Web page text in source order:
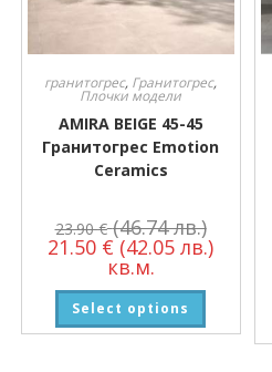
гранитогрес, Гранитогрес,
Плочки модели
AMIRA BEIGE 45-45
Гранитогрес Emotion
Ceramics
23.90€ (46.74 лв.)
21.50 € (42.05 лв.)
кв.м.
Select options